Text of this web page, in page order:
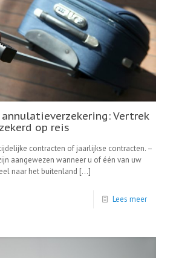
Vertrek
op reis
contracten of jaarlijkse contracten. –
aangewezen wanneer u of één van uw
naar het buitenland […]
Lees meer